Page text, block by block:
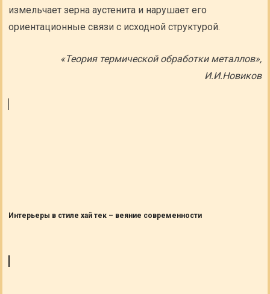
измельчает зерна аустенита и нарушает его
ориентационные связи с исходной структурой.
«Теория термической обработки металлов»,
И.И.Новиков
Интерьеры в стиле хай тек – веяние современности